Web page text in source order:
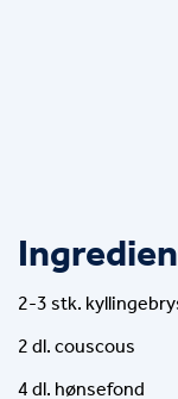
2-3 stk.
2 dl. couscous
4 dl. hønsefond